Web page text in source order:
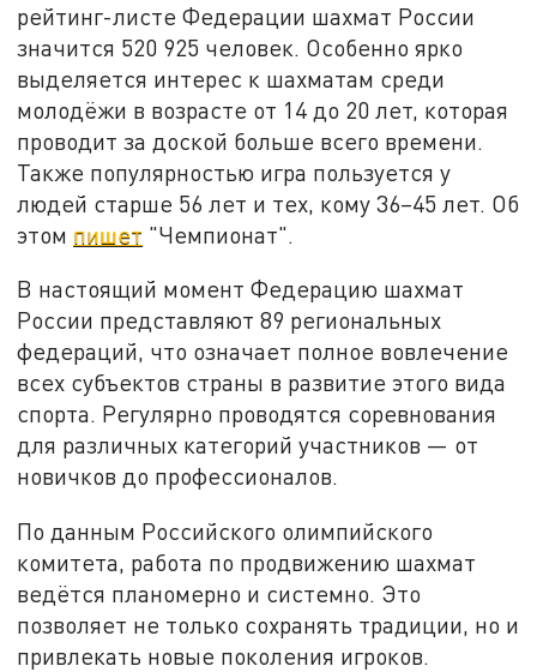
рейтинг-листе Федерации шахмат России
значится 520 925 человек. Особенно ярко
выделяется интерес к шахматам среди
молодёжи в возрасте от 14 до 20 лет, которая
проводит за доской больше всего времени.
Также популярностью игра пользуется у
людей старше 56 лет и тех, кому 36–45 лет. Об
этом пишет "Чемпионат".
В настоящий момент Федерацию шахмат
России представляют 89 региональных
федераций, что означает полное вовлечение
всех субъектов страны в развитие этого вида
спорта. Регулярно проводятся соревнования
для различных категорий участников — от
новичков до профессионалов.
По данным Российского олимпийского
комитета, работа по продвижению шахмат
ведётся планомерно и системно. Это
позволяет не только сохранять традиции, но и
привлекать новые поколения игроков.